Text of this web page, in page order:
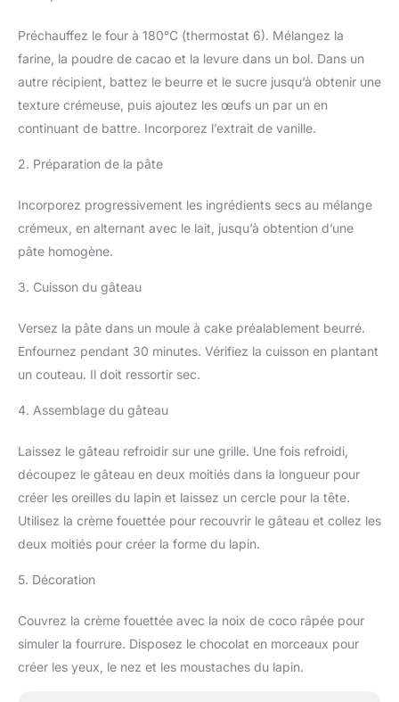
Préchauffez le four à 180°C (thermostat 6). Mélangez la
farine, la poudre de cacao et la levure dans un bol. Dans un
autre récipient, battez le beurre et le sucre jusqu’à obtenir une
texture crémeuse, puis ajoutez les œufs un par un en
continuant de battre. Incorporez l’extrait de vanille.
2. Préparation de la pâte
Incorporez progressivement les ingrédients secs au mélange
crémeux, en alternant avec le lait, jusqu’à obtention d’une
pâte homogène.
3. Cuisson du gâteau
Versez la pâte dans un moule à cake préalablement beurré.
Enfournez pendant 30 minutes. Vérifiez la cuisson en plantant
un couteau. Il doit ressortir sec.
4. Assemblage du gâteau
Laissez le gâteau refroidir sur une grille. Une fois refroidi,
découpez le gâteau en deux moitiés dans la longueur pour
créer les oreilles du lapin et laissez un cercle pour la tête.
Utilisez la crème fouettée pour recouvrir le gâteau et collez les
deux moitiés pour créer la forme du lapin.
5. Décoration
Couvrez la crème fouettée avec la noix de coco râpée pour
simuler la fourrure. Disposez le chocolat en morceaux pour
créer les yeux, le nez et les moustaches du lapin.